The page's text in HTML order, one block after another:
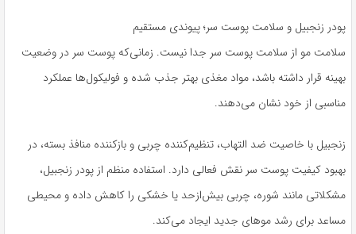
پودر زنجبیل و سلامت پوست سر؛ پیوندی مستقیم
سلامت مو از سلامت پوست سر جدا نیست. زمانی‌که پوست سر در وضعیت
بهینه قرار داشته باشد، مواد مغذی بهتر جذب شده و فولیکول‌ها عملکرد
مناسبی از خود نشان می‌دهند.
زنجبیل با خاصیت ضد التهاب، تنظیم‌کننده چربی و بازکننده منافذ بسته، در
بهبود کیفیت پوست سر نقش فعالی دارد. استفاده منظم از پودر زنجبیل،
مشکلاتی مانند شوره، چربی بیش‌ازحد یا خشکی را کاهش داده و محیطی
مساعد برای رشد موهای جدید ایجاد می‌کند.